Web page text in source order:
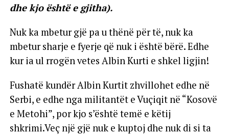
dhe kjo është e gjitha).
Nuk ka mbetur gjë pa u thënë për të, nuk ka
mbetur sharje e fyerje që nuk i është bërë. Edhe
kur ia ul rrogën vetes Albin Kurti e shkel ligjin!
Fushatë kundër Albin Kurtit zhvillohet edhe në
Serbi, e edhe nga militantët e Vuçiqit në “Kosovë
e Metohi”, por kjo s’është temë e këtij
shkrimi.Veç një gjë nuk e kuptoj dhe nuk di si ta